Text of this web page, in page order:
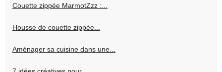
Couette zippée MarmotZzz :...
Housse de couette zippée...
Aménager sa cuisine dans une...